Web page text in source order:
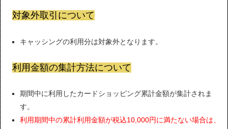
対象外取引について
キャッシングの利用分は対象外となります。
利用金額の集計方法について
期間中に利用したカードショッピング累計金額が集計されま
す。
利用期間中の累計利用金額が税込10,000円に満たない場合は、